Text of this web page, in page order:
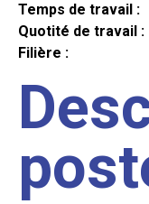
Temps de travail :
Quotité de travail :
Filière :